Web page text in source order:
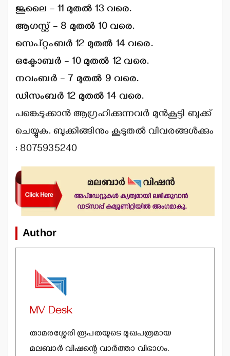
ജൂലൈ – 11 മുതല്‍ 13 വരെ.
ആഗസ്റ്റ് – 8 മുതല്‍ 10 വരെ.
സെപ്റ്റംബര്‍ 12 മുതല്‍ 14 വരെ.
ഒക്ടോബര്‍ – 10 മുതല്‍ 12 വരെ.
നവംബര്‍ – 7 മുതല്‍ 9 വരെ.
ഡിസംബര്‍ 12 മുതല്‍ 14 വരെ.
പങ്കെടുക്കാന്‍ ആഗ്രഹിക്കുന്നവര്‍ മുന്‍കൂട്ടി ബുക്ക്
ചെയ്യുക. ബുക്കിങ്ങിനും കൂടുതല്‍ വിവരങ്ങള്‍ക്കും
: 8075935240
Author
MV Desk
താമരശ്ശേരി രൂപതയുടെ മുഖപത്രമായ
മലബാര്‍ വിഷന്റെ വാര്‍ത്താ വിഭാഗം.